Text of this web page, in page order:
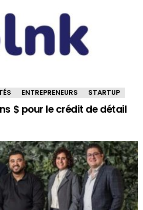
ENTREPRENEURS STARTUP
$ pour le crédit de détail